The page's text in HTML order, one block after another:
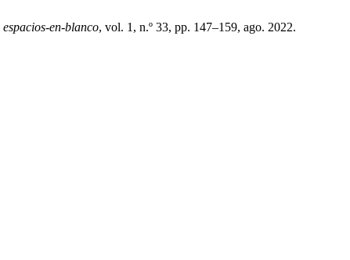
espacios-en-blanco, vol. 1, n.º 33, pp. 147–159, ago. 2022.